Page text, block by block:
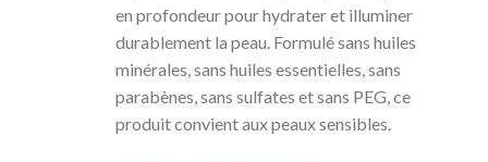
en profondeur pour hydrater et illuminer
durablement la peau. Formulé sans huiles
minérales, sans huiles essentielles, sans
parabènes, sans sulfates et sans PEG, ce
produit convient aux peaux sensibles.